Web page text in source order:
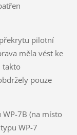
pilotní
měla vést ke
takto
pouze
7B (na místo
WP-7